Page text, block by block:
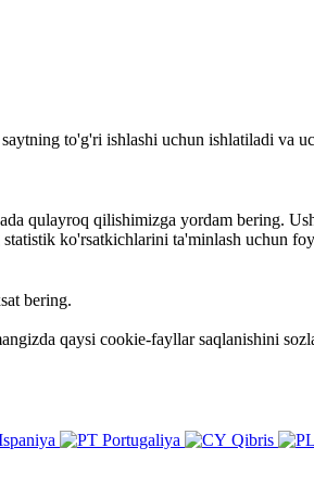
to'g'ri ishlashi uchun ishlatiladi va
qulayroq qilishimizga yordam bering.
ko'rsatkichlarini ta'minlash uchun
bering.
qaysi cookie-fayllar saqlanishini
Portugaliya Qibris